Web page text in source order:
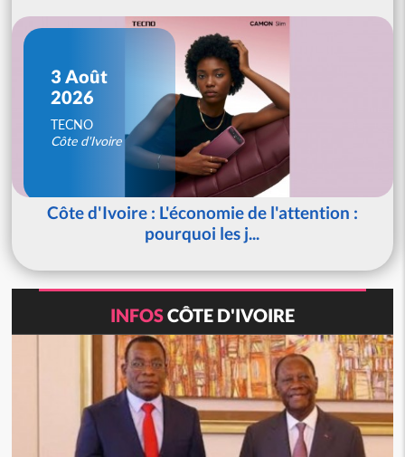
3 Août
2026
TECNO
Côte d'Ivoire
Côte d'Ivoire : L'économie de l'attention :
pourquoi les j...
INFOSCÔTE D'IVOIRE